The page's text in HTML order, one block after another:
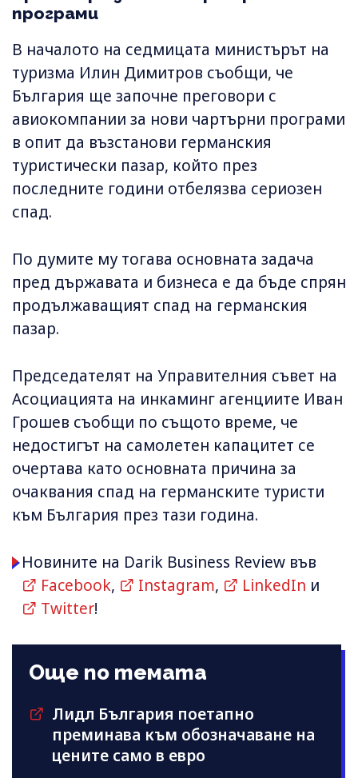
програми
В началото на седмицата министърът на
туризма Илин Димитров съобщи, че
България ще започне преговори с
авиокомпании за нови чартърни програми
в опит да възстанови германския
туристически пазар, който през
последните години отбелязва сериозен
спад.
По думите му тогава основната задача
пред държавата и бизнеса е да бъде спрян
продължаващият спад на германския
пазар.
Председателят на Управителния съвет на
Асоциацията на инкаминг агенциите Иван
Грошев съобщи по същото време, че
недостигът на самолетен капацитет се
очертава като основната причина за
очаквания спад на германските туристи
към България през тази година.
Новините на Darik Business Review във
Facebook, Instagram, LinkedIn и
Twitter!
Още по темата
Лидл България поетапно
преминава към обозначаване на
цените само в евро